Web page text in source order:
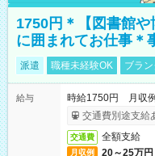
1750円＊【図書館
に囲まれてお仕事＊
派遣 職種未経験OK ブラ
給与
時給1750円 月収
交通費別途支給
交通費 全額支給
月収例 20～25万円